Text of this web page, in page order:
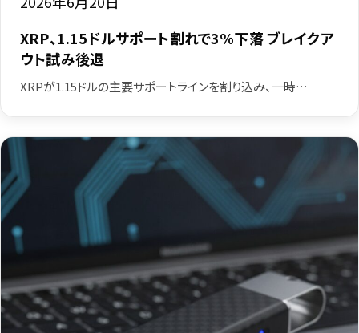
XRP、1.15ドルサポート割れで3%下落 ブレイクア
ウト試み後退
XRPが1.15ドルの主要サポートラインを割り込み、一時…